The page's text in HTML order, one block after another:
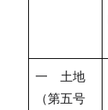
一 土地
（第五号